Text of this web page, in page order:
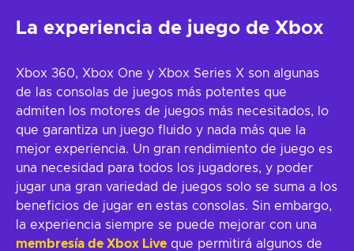
La experiencia de juego de Xbox
Xbox 360, Xbox One y Xbox Series X son algunas
de las consolas de juegos más potentes que
admiten los motores de juegos más necesitados, lo
que garantiza un juego fluido y nada más que la
mejor experiencia. Un gran rendimiento de juego es
una necesidad para todos los jugadores, y poder
jugar una gran variedad de juegos solo se suma a los
beneficios de jugar en estas consolas. Sin embargo,
la experiencia siempre se puede mejorar con una
membresía de Xbox Live que permitirá algunos de